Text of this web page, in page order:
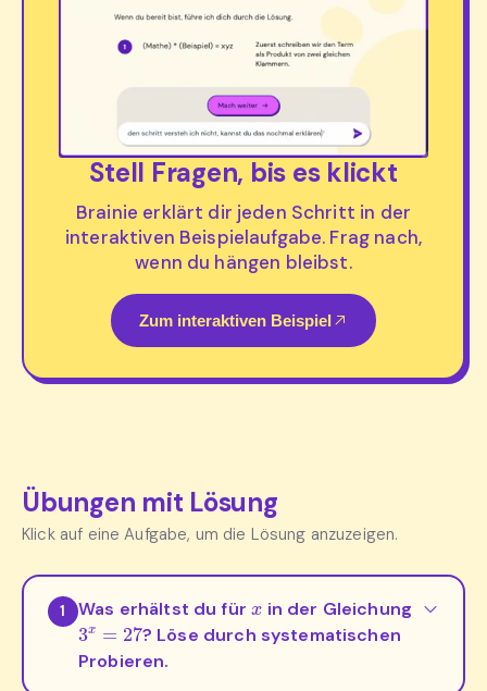
Stell Fragen, bis es klickt
Brainie erklärt dir jeden Schritt in der
interaktiven Beispielaufgabe. Frag nach,
wenn du hängen bleibst.
Zum interaktiven Beispiel
Übungen mit Lösung
Klick auf eine Aufgabe, um die Lösung anzuzeigen.
1 Was erhältst du für in der Gleichung
3x=27 ? Löse durch systematischen
Probieren.